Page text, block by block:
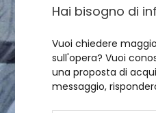
Hai bisogno di
Vuoi chiedere
sull'opera? Vuoi
una proposta di
messaggio,